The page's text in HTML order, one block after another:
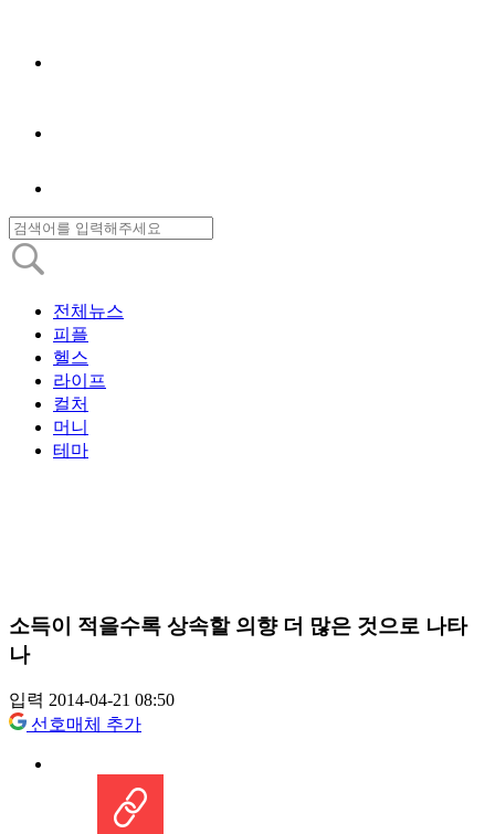
전체뉴스
피플
헬스
라이프
컬처
머니
테마
소득이 적을수록 상속할 의향 더 많은 것으로 나타
나
입력 2014-04-21 08:50
선호매체 추가